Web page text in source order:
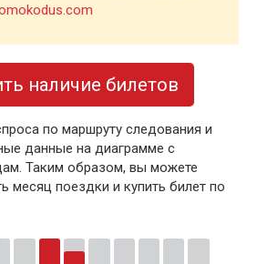
наличие билетов
по маршруту следования и
данные на диаграмме с
Таким образом, вы можете
месяц поездки и купить билет по